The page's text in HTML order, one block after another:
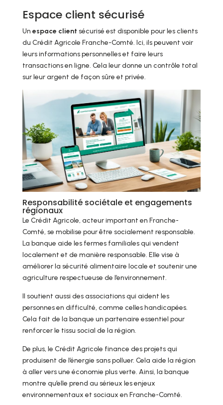
Espace client sécurisé
Un espace client sécurisé est disponible pour les clients
du Crédit Agricole Franche-Comté. Ici, ils peuvent voir
leurs informations personnelles et faire leurs
transactions en ligne. Cela leur donne un contrôle total
sur leur argent de façon sûre et privée.
Responsabilité sociétale et engagements
régionaux
Le Crédit Agricole, acteur important en Franche-
Comté, se mobilise pour être socialement responsable.
La banque aide les fermes familiales qui vendent
localement et de manière responsable. Elle vise à
améliorer la sécurité alimentaire locale et soutenir une
agriculture respectueuse de l’environnement.
Il soutient aussi des associations qui aident les
personnes en difficulté, comme celles handicapées.
Cela fait de la banque un partenaire essentiel pour
renforcer le tissu social de la région.
De plus, le Crédit Agricole finance des projets qui
produisent de l’énergie sans polluer. Cela aide la région
à aller vers une économie plus verte. Ainsi, la banque
montre qu’elle prend au sérieux les enjeux
environnementaux et sociaux en Franche-Comté.